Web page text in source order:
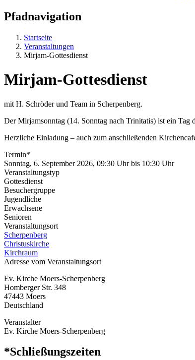
Pfadnavigation
Startseite
Veranstaltungen
Mirjam-Gottesdienst
Mirjam-Gottesdienst
mit H. Schröder und Team in Scherpenberg.
Der Mirjamsonntag (14. Sonntag nach Trinitatis) ist ein Tag
Herzliche Einladung – auch zum anschließenden
Termin*
Sonntag, 6. September 2026, 09:30 Uhrbis 10:30 Uhr
Veranstaltungstyp
Gottesdienst
Besuchergruppe
Jugendliche
Erwachsene
Senioren
Veranstaltungsort
Scherpenberg
Christuskirche
Kirchraum
Adresse vom Veranstaltungsort
Ev. Kirche Moers-Scherpenberg
Homberger Str. 348
47443 Moers
Deutschland
Veranstalter
Ev. Kirche Moers-Scherpenberg
*Schließungszeiten